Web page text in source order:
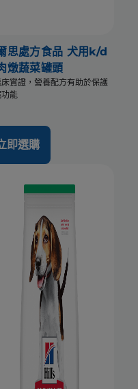
思處方食品 犬用k/d
燉蔬菜罐頭
實證，營養配方有助於保護
能
即選購